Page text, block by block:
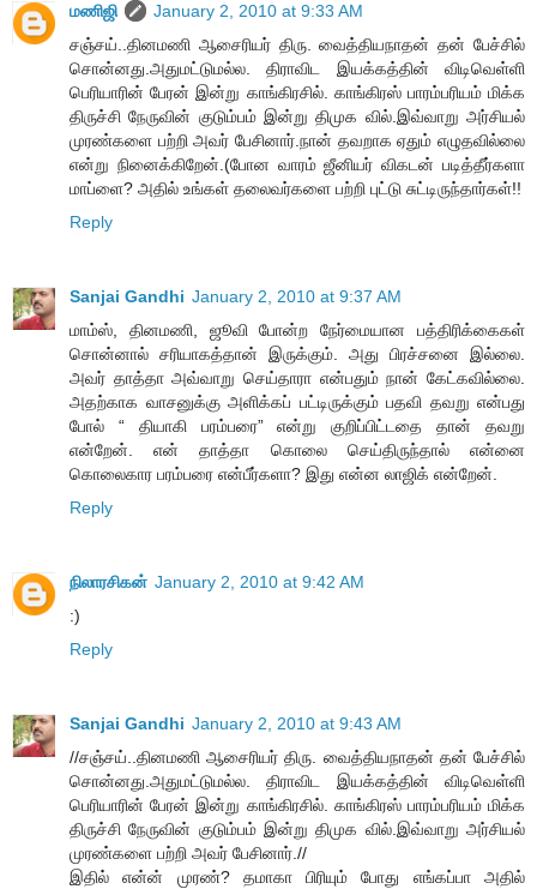
மணிஜி
January 2, 2010 at 9:33 AM
சஞ்சய்..தினமணி ஆசைரியர் திரு. வைத்தியநாதன் தன் பேச்சில்
சொன்னது.அதுமட்டுமல்ல. திராவிட இயக்கத்தின் விடிவெள்ளி
பெரியாரின் பேரன் இன்று காங்கிரசில். காங்கிரஸ் பாரம்பரியம் மிக்க
திருச்சி நேருவின் குடும்பம் இன்று திமுக வில்.இவ்வாறு அர்சியல்
முரண்களை பற்றி அவர் பேசினார்.நான் தவறாக ஏதும் எழுதவில்லை
என்று நினைக்கிறேன்.(போன வாரம் ஜீனியர் விகடன் படித்தீர்களா
மாப்ளை? அதில் உங்கள் தலைவர்களை பற்றி புட்டு சுட்டிருந்தார்கள்!!
Reply
Sanjai Gandhi January 2, 2010 at 9:37 AM
மாம்ஸ், தினமணி, ஜூவி போன்ற நேர்மையான பத்திரிக்கைகள்
சொன்னால் சரியாகத்தான் இருக்கும். அது பிரச்சனை இல்லை.
அவர் தாத்தா அவ்வாறு செய்தாரா என்பதும் நான் கேட்கவில்லை.
அதற்காக வாசனுக்கு அளிக்கப் பட்டிருக்கும் பதவி தவறு என்பது
போல் “ தியாகி பரம்பரை” என்று குறிப்பிட்டதை தான் தவறு
என்றேன். என் தாத்தா கொலை செய்திருந்தால் என்னை
கொலைகார பரம்பரை என்பீர்களா? இது என்ன லாஜிக் என்றேன்.
Reply
நிலாரசிகன் January 2, 2010 at 9:42 AM
:)
Reply
Sanjai Gandhi January 2, 2010 at 9:43 AM
//சஞ்சய்..தினமணி ஆசைரியர் திரு. வைத்தியநாதன் தன் பேச்சில்
சொன்னது.அதுமட்டுமல்ல. திராவிட இயக்கத்தின் விடிவெள்ளி
பெரியாரின் பேரன் இன்று காங்கிரசில். காங்கிரஸ் பாரம்பரியம் மிக்க
திருச்சி நேருவின் குடும்பம் இன்று திமுக வில்.இவ்வாறு அர்சியல்
முரண்களை பற்றி அவர் பேசினார்.//
இதில் என்ன் முரண்? தமாகா பிரியும் போது எங்கப்பா அதில்